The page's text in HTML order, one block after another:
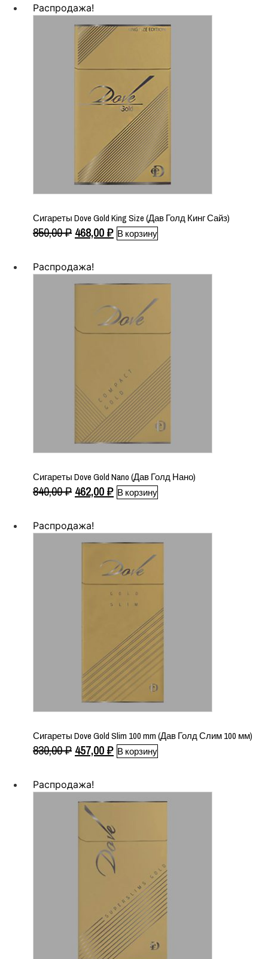
составляла
820,00 ₽.
Распродажа!
Сигареты Dove Gold King Size (Дав Голд Кинг Сайз)
850,00₽ Первоначальная
составляла
850,00 ₽.
468,00₽Текущая
В корзину
Распродажа!
Сигареты Dove Gold Nano (Дав Голд Нано)
840,00₽ Первоначальная
составляла
840,00 ₽.
462,00₽Текущая
В корзину
Распродажа!
Сигареты Dove Gold Slim 100 mm (Дав Голд Слим 100 мм)
830,00₽ Первоначальная
составляла
830,00 ₽.
457,00₽Текущая
В корзину
Распродажа!